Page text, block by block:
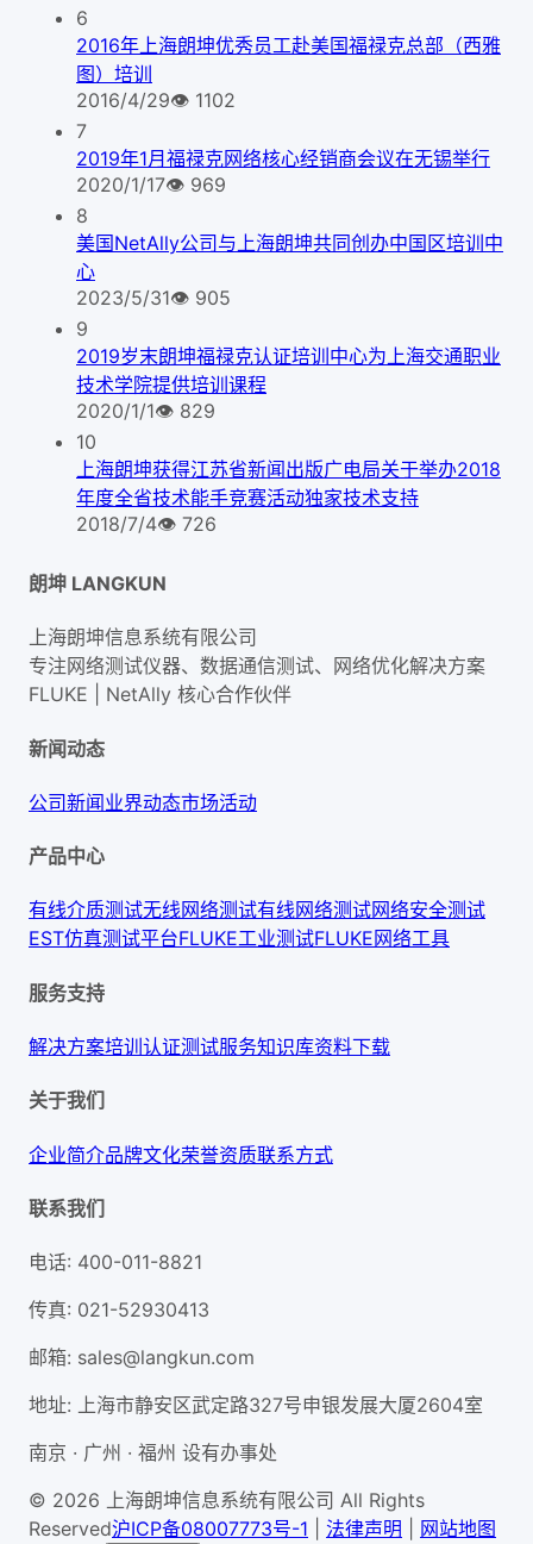
6
2016年上海朗坤优秀员工赴美国福禄克总部（西雅
图）培训
2016/4/29👁 1102
7
2019年1月福禄克网络核心经销商会议在无锡举行
2020/1/17👁 969
8
美国NetAlly公司与上海朗坤共同创办中国区培训中
心
2023/5/31👁 905
9
2019岁末朗坤福禄克认证培训中心为上海交通职业
技术学院提供培训课程
2020/1/1👁 829
10
上海朗坤获得江苏省新闻出版广电局关于举办2018
年度全省技术能手竞赛活动独家技术支持
2018/7/4👁 726
朗坤 LANGKUN
上海朗坤信息系统有限公司
专注网络测试仪器、数据通信测试、网络优化解决方案
FLUKE | NetAlly 核心合作伙伴
新闻动态
公司新闻业界动态市场活动
产品中心
有线介质测试无线网络测试有线网络测试网络安全测试
EST仿真测试平台FLUKE工业测试FLUKE网络工具
服务支持
解决方案培训认证测试服务知识库资料下载
关于我们
企业简介品牌文化荣誉资质联系方式
联系我们
电话: 400-011-8821
传真: 021-52930413
邮箱: sales@langkun.com
地址: 上海市静安区武定路327号申银发展大厦2604室
南京 · 广州 · 福州 设有办事处
© 2026 上海朗坤信息系统有限公司 All Rights
Reserved沪ICP备08007773号-1 法律声明 网站地图